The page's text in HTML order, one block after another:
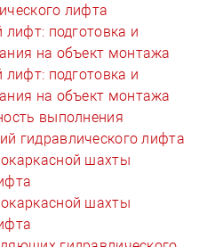
лифта
лифт: подготовка и
на объект монтажа
лифт: подготовка и
на объект монтажа
выполнения
гидравлического лифта
шахты
шахты